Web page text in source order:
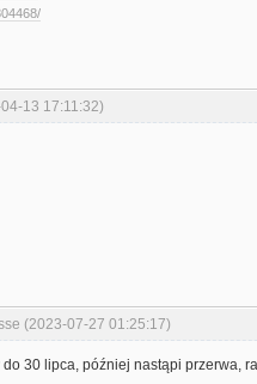
13 17:11:32)
(2023-07-27 01:25:17)
30 lipca, później nastąpi przerwa,